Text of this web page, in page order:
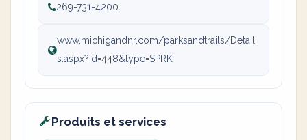
269-731-4200
www.michigandnr.com/parksandtrails/Detail
s.aspx?id=448&type=SPRK
Produits et services